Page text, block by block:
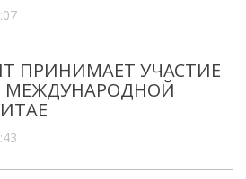
ПРИНИМАЕТ УЧАСТИЕ
МЕЖДУНАРОДНОЙ